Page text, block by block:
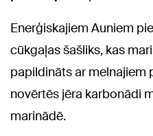
Enerģiskajiem Auniem
cūkgaļas šašliks, kas
papildināts ar melnajiem
novērtēs jēra karbonādi
marinādē.